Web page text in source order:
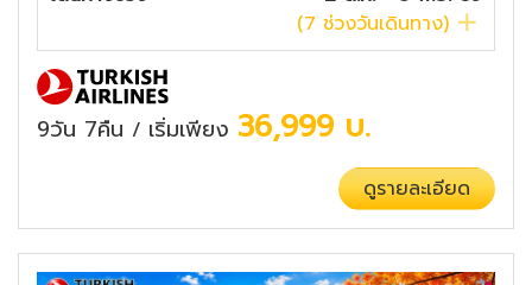
(7 ช่วงวันเดินทาง)
9วัน 7คืน / เริ่มเพียง 36,999 บ.
ดูรายละเอียด